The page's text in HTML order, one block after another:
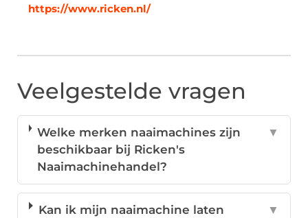
https://www.ricken.nl/
Veelgestelde vragen
Welke merken naaimachines zijn
beschikbaar bij Ricken's
Naaimachinehandel?
▼
Kan ik mijn naaimachine laten
▼